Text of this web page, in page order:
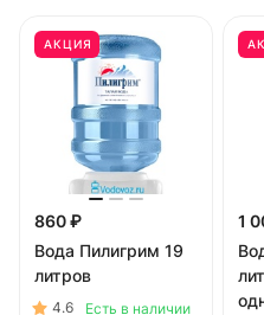
АКЦИЯ
860 ₽
Вода Пилигрим 19
литров
4.6
Есть в наличии
1